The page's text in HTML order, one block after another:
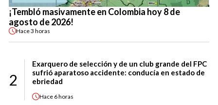
¡Tembló masivamente en Colombia hoy 8 de
agosto de 2026!
Hace3 horas
2
Exarquero de selección y de un club grande del FPC
sufrió aparatoso accidente: conducía en estado de
ebriedad
Hace 6 horas